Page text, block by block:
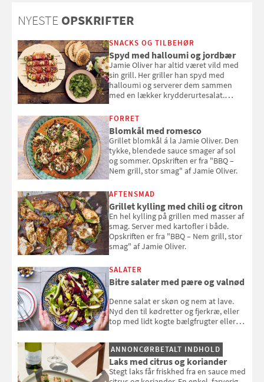
NYESTE OPSKRIFTER
SNACKS OG TILBEHØR
Spyd med halloumi og jordbær
Jamie Oliver har altid været vild med
sin grill. Her griller han spyd med
halloumi og serverer dem sammen
med en lækker krydderurtesalat.
smag" af Jamie Oliver.
FORRET
Blomkål med romesco
Grillet blomkål á la Jamie Oliver. Den
tykke, blendede sauce smager af sol
og sommer. Opskriften er fra "BBQ –
Nem grill, stor smag" af Jamie Oliver.
AFTENSMAD
Grillet kylling med chili og citron
En hel kylling på grillen med masser af
smag. Server med kartofler i både.
Opskriften er fra "BBQ – Nem grill, stor
smag" af Jamie Oliver.
SALATER
Bitre salater med pære og valnød
Denne salat er skøn og nem at lave.
Nyd den til kødretter og fjerkræ, eller
top med lidt kogte bælgfrugter eller
selvstændigt måltid. Opskriften er fra
Louisa Lorangs kogebog "Salat".
ANNONCØRBETALT INDHOLD
Laks med citrus og koriander
Stegt laks får friskhed fra en sauce med